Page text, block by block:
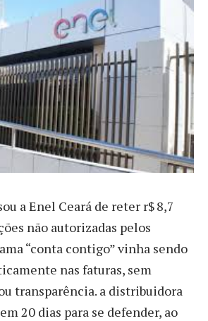
a Enel Ceará de reter r$ 8,7
não autorizadas pelos
“conta contigo” vinha sendo
nas faturas, sem
transparência. a distribuidora
20 dias para se defender, ao